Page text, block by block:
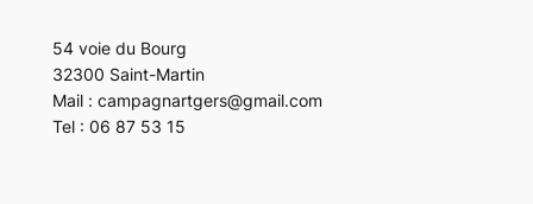
54 voie du Bourg
32300 Saint-Martin
Mail : campagnartgers@gmail.com
Tel : 06 87 53 15